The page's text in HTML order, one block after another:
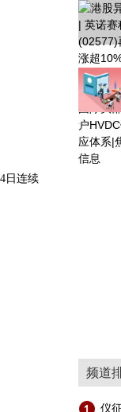
连续吸金！ 实时焦点
频道